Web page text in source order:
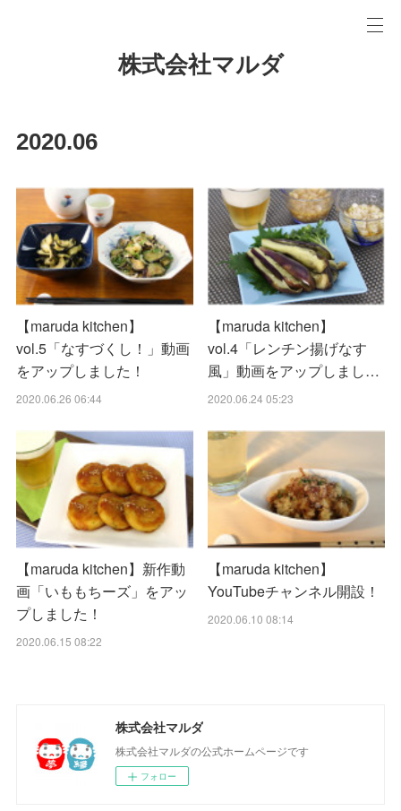
株式会社マルダ
2020.06
【maruda kitchen】
vol.5「なすづくし！」動画
をアップしました！
2020.06.26 06:44
【maruda kitchen】
vol.4「レンチン揚げなす
風」動画をアップしまし…
2020.06.24 05:23
【maruda kitchen】新作動
画「いももちーズ」をアッ
プしました！
2020.06.15 08:22
【maruda kitchen】
YouTubeチャンネル開設！
2020.06.10 08:14
株式会社マルダ
株式会社マルダの公式ホームページです
フォロー